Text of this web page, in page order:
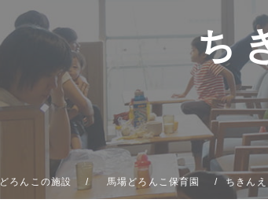
ち
どろんこの施設 馬場どろんこ保育園 ちきん